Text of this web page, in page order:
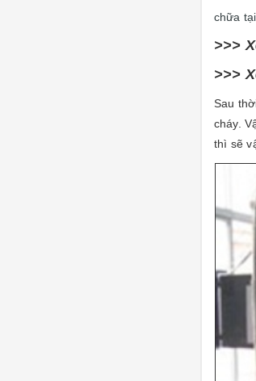
chữa
>>>
>>>
Sau
cháy.
thì sẽ